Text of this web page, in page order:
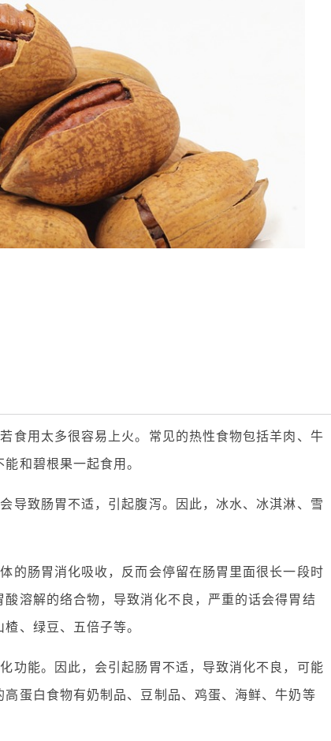
食用太多很容易上火。常见的热性食物包括羊肉、牛
和碧根果一起食用。
导致肠胃不适，引起腹泻。因此，冰水、冰淇淋、雪
的肠胃消化吸收，反而会停留在肠胃里面很长一段时
溶解的络合物，导致消化不良，严重的话会得胃结
、绿豆、五倍子等。
功能。因此，会引起肠胃不适，导致消化不良，可能
蛋白食物有奶制品、豆制品、鸡蛋、海鲜、牛奶等